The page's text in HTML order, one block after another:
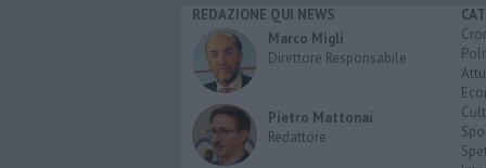
REDAZIONE QUI NEWS
Marco Migli
Direttore Responsabile
Pietro Mattonai
Redattore